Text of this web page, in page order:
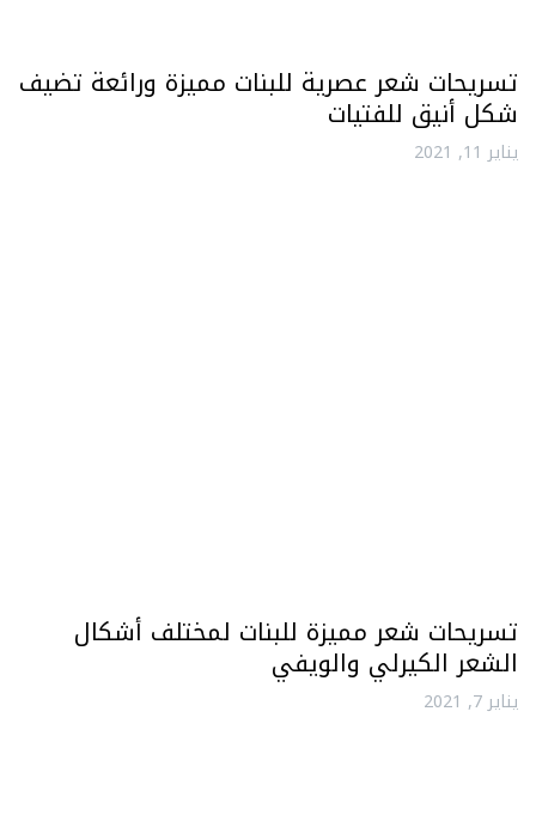
تسريحات شعر عصرية للبنات مميزة ورائعة تضيف
شكل أنيق للفتيات
يناير 11, 2021
تسريحات شعر مميزة للبنات لمختلف أشكال
الشعر الكيرلي والويفي
يناير 7, 2021